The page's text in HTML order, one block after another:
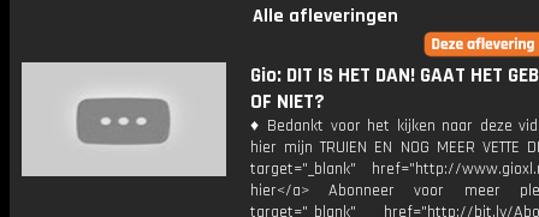
Alle afleveringen
Gio: DIT IS HET DAN! GAAT HET
OF NIET?
♦ Bedankt voor het kijken naar deze
hier mijn TRUIEN EN NOG MEER VETTE
target="_blank" href="http://
hier</a> Abonneer voor meer
target="_blank" href="http://bit.ly/